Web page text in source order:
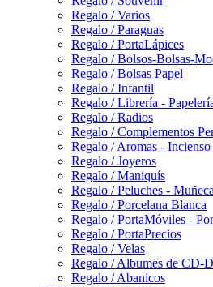
Regalo / Varios
Regalo / Paraguas
Regalo / PortaLápices
Regalo / Bolsos-Bolsas-
Regalo / Bolsas Papel
Regalo / Infantil
Regalo / Librería -
Regalo / Radios
Regalo / Complementos
Regalo / Aromas -
Regalo / Joyeros
Regalo / Maniquís
Regalo / Peluches -
Regalo / Porcelana Blanca
Regalo / PortaMóviles -
Regalo / PortaPrecios
Regalo / Velas
Regalo / Albumes de CD-
Regalo / Abanicos